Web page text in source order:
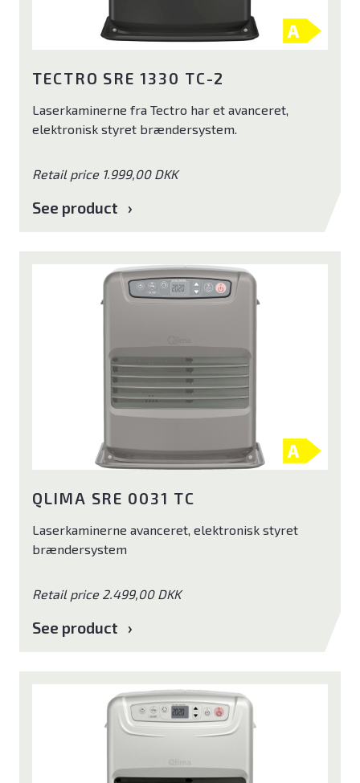
TECTRO SRE 1330 TC-2
Laserkaminerne fra Tectro har et avanceret,
elektronisk styret brændersystem.
Retail price 1.999,00 DKK
See product
QLIMA SRE 0031 TC
Laserkaminerne avanceret, elektronisk styret
brændersystem
Retail price 2.499,00 DKK
See product